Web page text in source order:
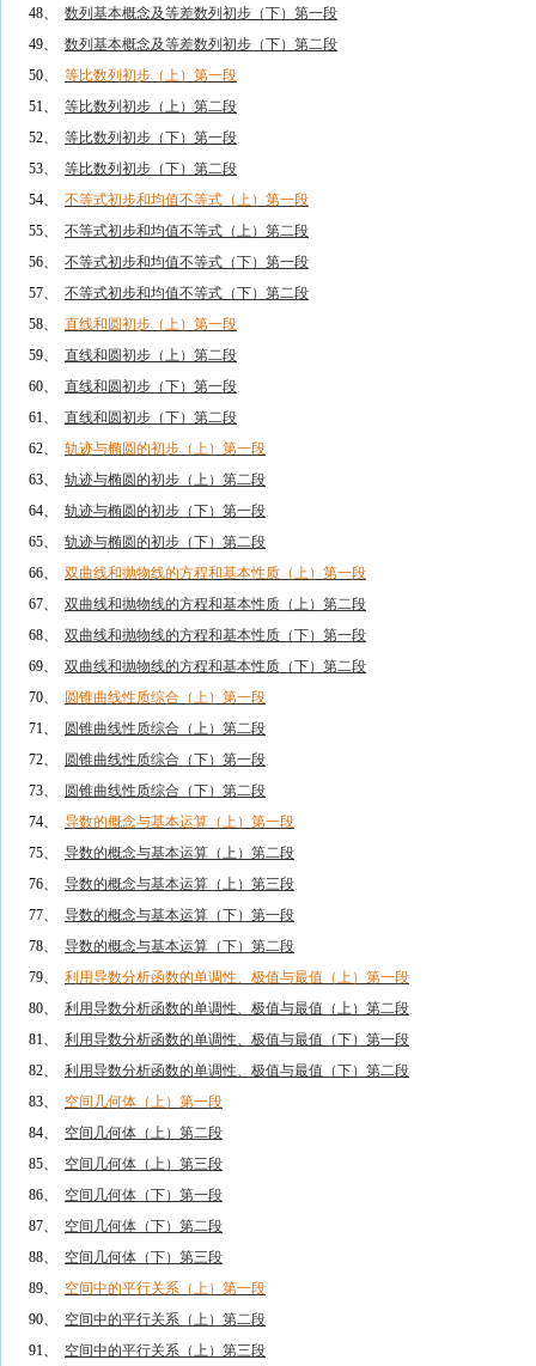
48、 数列基本概念及等差数列初步（下）第一段
49、 数列基本概念及等差数列初步（下）第二段
50、 等比数列初步（上）第一段
51、 等比数列初步（上）第二段
52、 等比数列初步（下）第一段
53、 等比数列初步（下）第二段
54、 不等式初步和均值不等式（上）第一段
55、 不等式初步和均值不等式（上）第二段
56、 不等式初步和均值不等式（下）第一段
57、 不等式初步和均值不等式（下）第二段
58、 直线和圆初步（上）第一段
59、 直线和圆初步（上）第二段
60、 直线和圆初步（下）第一段
61、 直线和圆初步（下）第二段
62、 轨迹与椭圆的初步（上）第一段
63、 轨迹与椭圆的初步（上）第二段
64、 轨迹与椭圆的初步（下）第一段
65、 轨迹与椭圆的初步（下）第二段
66、 双曲线和抛物线的方程和基本性质（上）第一段
67、 双曲线和抛物线的方程和基本性质（上）第二段
68、 双曲线和抛物线的方程和基本性质（下）第一段
69、 双曲线和抛物线的方程和基本性质（下）第二段
70、
圆锥曲线性质综合（上）第一段
71、
圆锥曲线性质综合（上）第二段
72、
圆锥曲线性质综合（下）第一段
73、
圆锥曲线性质综合（下）第二段
74、 导数的概念与基本运算（上）第一段
75、 导数的概念与基本运算（上）第二段
76、 导数的概念与基本运算（上）第三段
77、 导数的概念与基本运算（下）第一段
78、 导数的概念与基本运算（下）第二段
79、 利用导数分析函数的单调性、极值与最值（上）第一段
80、 利用导数分析函数的单调性、极值与最值（上）第二段
81、 利用导数分析函数的单调性、极值与最值（下）第一段
82、 利用导数分析函数的单调性、极值与最值（下）第二段
83、 空间几何体（上）第一段
84、 空间几何体（上）第二段
85、 空间几何体（上）第三段
86、 空间几何体（下）第一段
87、 空间几何体（下）第二段
88、 空间几何体（下）第三段
89、 空间中的平行关系（上）第一段
90、 空间中的平行关系（上）第二段
91、 空间中的平行关系（上）第三段